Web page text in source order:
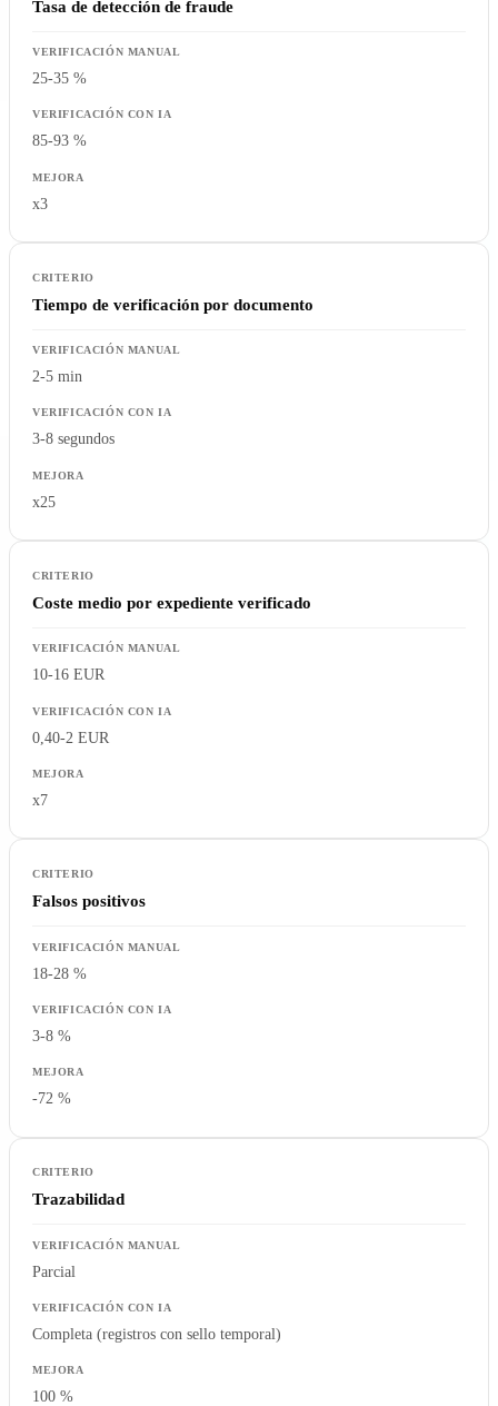
Tasa de detección de fraude
25-35 %
85-93 %
x3
Tiempo de verificación por documento
2-5 min
3-8 segundos
x25
Coste medio por expediente verificado
10-16 EUR
0,40-2 EUR
x7
Falsos positivos
18-28 %
3-8 %
-72 %
Trazabilidad
Parcial
Completa (registros con sello temporal)
100 %